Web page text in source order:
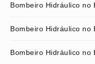
Bombeiro Hidráulico no
Bombeiro Hidráulico no
Bombeiro Hidráulico no